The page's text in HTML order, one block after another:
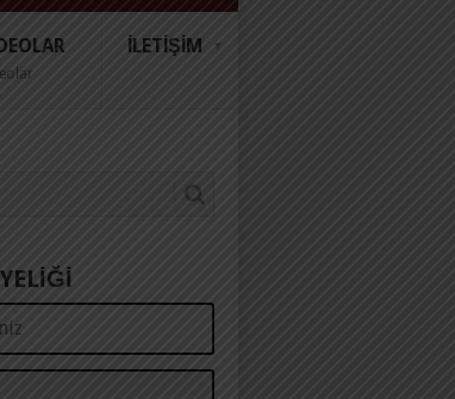
İLETIŞIM